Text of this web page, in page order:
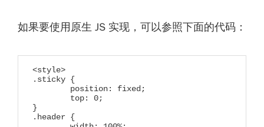
如果要使用原生 JS 实现，可以参照下面的代码：
<style>
.sticky {
}
.header {